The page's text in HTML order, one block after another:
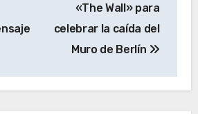
«The Wall» para
celebrar la caída del
Muro de Berlín